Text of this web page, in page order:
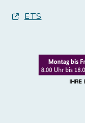
ETS